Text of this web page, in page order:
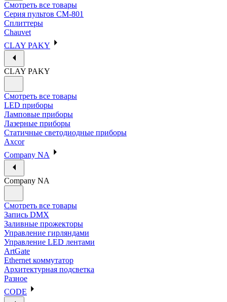
Смотреть все товары
Серия пультов CM-801
Сплиттеры
Chauvet
CLAY PAKY
CLAY PAKY
Смотреть все товары
LED приборы
Ламповые приборы
Лазерные приборы
Статичные светодиодные приборы
Axcor
Company NA
Company NA
Смотреть все товары
Запись DMX
Заливные прожекторы
Управление гирляндами
Управление LED лентами
ArtGate
Ethernet коммутатор
Архитектурная подсветка
Разное
CODE